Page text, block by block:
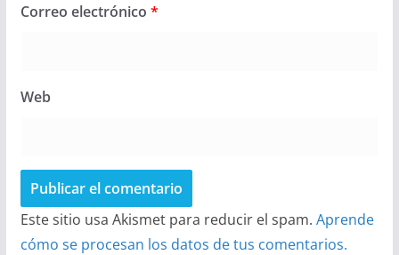
Correo electrónico *
Web
Este sitio usa Akismet para reducir el spam. Aprende
cómo se procesan los datos de tus comentarios.